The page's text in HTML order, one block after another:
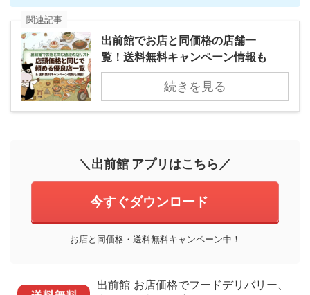
関連記事
出前館でお店と同価格の店舗一
覧！送料無料キャンペーン情報も
続きを見る
＼出前館 アプリはこちら／
今すぐダウンロード
お店と同価格・送料無料キャンペーン中！
出前館 お店価格でフードデリバリー、